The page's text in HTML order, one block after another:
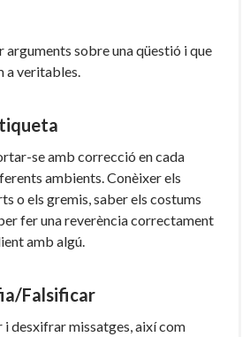
sobre una qüestió i que
a veritables.
se amb correcció en cada
ambients. Conèixer els
o els gremis, saber els costums
fer una reverència correctament
amb algú.
Falsificar
desxifrar missatges, així com